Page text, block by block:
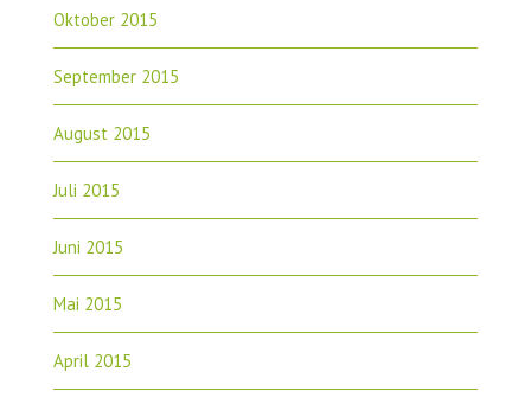
Oktober 2015
September 2015
August 2015
Juli 2015
Juni 2015
Mai 2015
April 2015